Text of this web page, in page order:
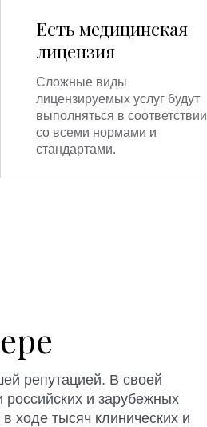
Есть медицинская
лицензия
Сложные виды
лицензируемых услуг будут
выполняться в соответствии
со всеми нормами и
стандартами.
репутацией. В своей
и зарубежных
ходе тысяч клинических и